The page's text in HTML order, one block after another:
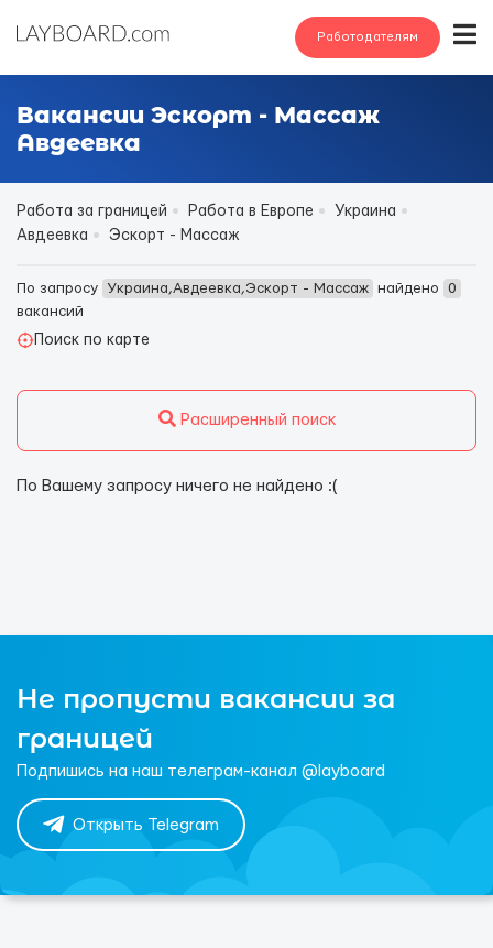
Работодателям
Вакансии Эскорт - Массаж
Авдеевка
Работа за границей Работа в Европе
Украина
Авдеевка
Эскорт - Массаж
По запросу Украина,Авдеевка,Эскорт - Массаж найдено
0
вакансий
Поиск по карте
Расширенный поиск
По Вашему запросу ничего не найдено :(
Не пропусти вакансии за
границей
Подпишись на наш телеграм-канал @layboard
Открыть Telegram